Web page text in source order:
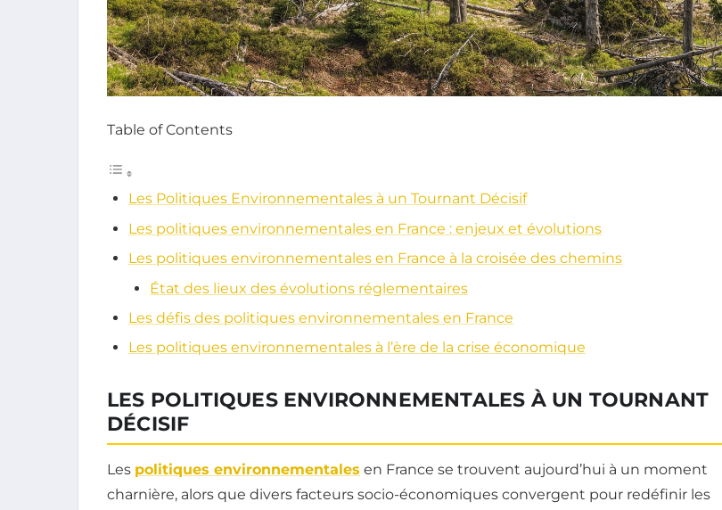
Table of Contents
Les Politiques Environnementales à un Tournant Décisif
Les politiques environnementales en France : enjeux et évolutions
Les politiques environnementales en France à la croisée des chemins
État des lieux des évolutions réglementaires
Les défis des politiques environnementales en France
Les politiques environnementales à l’ère de la crise économique
LES POLITIQUES ENVIRONNEMENTALES À UN TOURNANT
DÉCISIF
Les politiques environnementales en France se trouvent aujourd’hui à un moment
charnière, alors que divers facteurs socio-économiques convergent pour redéfinir les